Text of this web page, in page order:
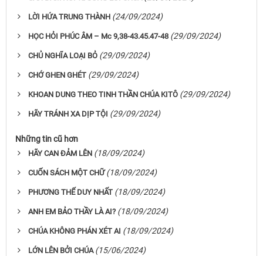
LỜI HỨA TRUNG THÀNH (24/09/2024)
HỌC HỎI PHÚC ÂM – Mc 9,38-43.45.47-48 (29/09/2024)
CHỦ NGHĨA LOẠI BỎ (29/09/2024)
CHỚ GHEN GHÉT (29/09/2024)
KHOAN DUNG THEO TINH THẦN CHÚA KITÔ (29/09/2024)
HÃY TRÁNH XA DỊP TỘI (29/09/2024)
Những tin cũ hơn
HÃY CAN ĐẢM LÊN (18/09/2024)
CUỐN SÁCH MỘT CHỮ (18/09/2024)
PHƯƠNG THẾ DUY NHẤT (18/09/2024)
ANH EM BẢO THẦY LÀ AI? (18/09/2024)
CHÚA KHÔNG PHÁN XÉT AI (18/09/2024)
LỚN LÊN BỞI CHÚA (15/06/2024)